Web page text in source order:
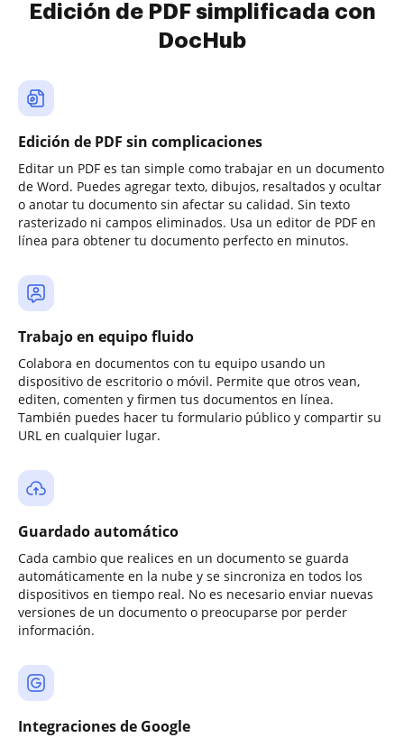
Edición de PDF simplificada con
DocHub
Edición de PDF sin complicaciones
Editar un PDF es tan simple como trabajar en un documento
de Word. Puedes agregar texto, dibujos, resaltados y ocultar
o anotar tu documento sin afectar su calidad. Sin texto
rasterizado ni campos eliminados. Usa un editor de PDF en
línea para obtener tu documento perfecto en minutos.
Trabajo en equipo fluido
Colabora en documentos con tu equipo usando un
dispositivo de escritorio o móvil. Permite que otros vean,
editen, comenten y firmen tus documentos en línea.
También puedes hacer tu formulario público y compartir su
URL en cualquier lugar.
Guardado automático
Cada cambio que realices en un documento se guarda
automáticamente en la nube y se sincroniza en todos los
dispositivos en tiempo real. No es necesario enviar nuevas
versiones de un documento o preocuparse por perder
información.
Integraciones de Google